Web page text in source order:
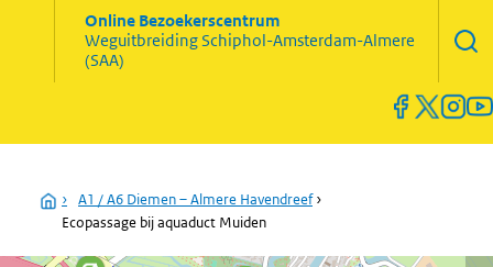
Online Bezoekerscentrum
WeguitbreidingSchiphol-Amsterdam-Almere
(SAA)
Home
› A1 / A6 Diemen – Almere Havendreef›
Ecopassage bij aquaduct Muiden